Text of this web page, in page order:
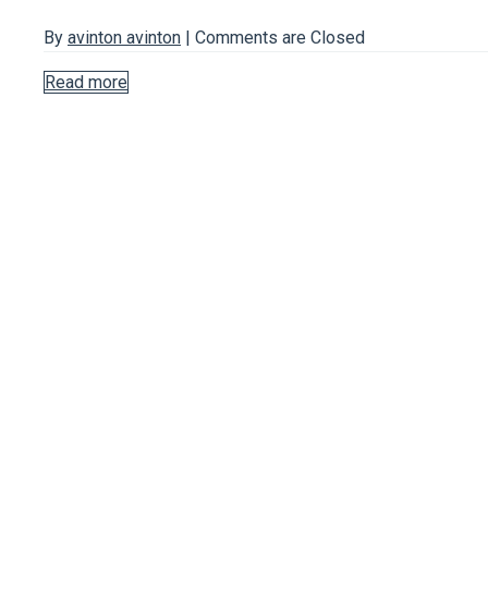
By avinton avinton Comments are Closed
Read more